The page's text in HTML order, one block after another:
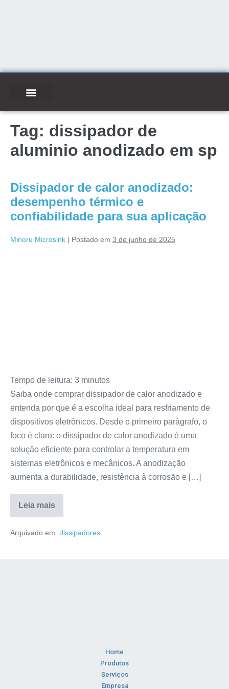
Tag: dissipador de
aluminio anodizado em sp
Dissipador de calor anodizado:
desempenho térmico e
confiabilidade para sua aplicação
Minoru Microsink | Postado em 3 de junho de 2025
Tempo de leitura: 3 minutos
Saiba onde comprar dissipador de calor anodizado e
entenda por que é a escolha ideal para resfriamento de
dispositivos eletrônicos. Desde o primeiro parágrafo, o
foco é claro: o dissipador de calor anodizado é uma
solução eficiente para controlar a temperatura em
sistemas eletrônicos e mecânicos. A anodização
aumenta a durabilidade, resistência à corrosão e […]
Leia mais
Arquivado em: dissipadores
Home
Produtos
Serviços
Empresa